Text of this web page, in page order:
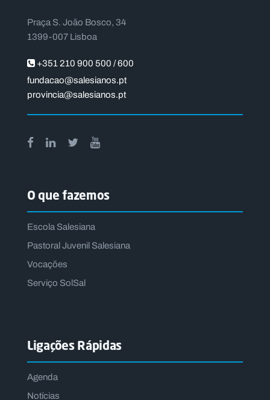
Praça S. João Bosco, 34
1399-007 Lisboa
+351 210 900 500 / 600
fundacao@salesianos.pt
provincia@salesianos.pt
O que fazemos
Escola Salesiana
Pastoral Juvenil Salesiana
Vocações
Serviço SolSal
Ligações Rápidas
Agenda
Notícias